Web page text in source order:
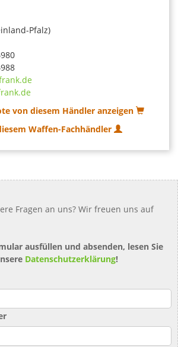
Pfalz)
von diesem Händler anzeigen
Waffen-Fachhändler
Fragen an uns? Wir freuen uns auf
ausfüllen und absenden, lesen Sie
Datenschutzerklärung!